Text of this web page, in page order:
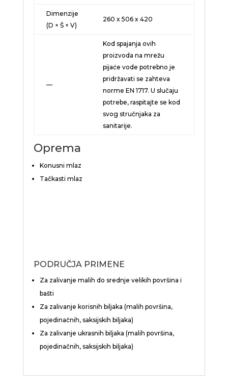
Dimenzije
(D × Š × V)
260 x 506 x 420
—
Kod spajanja ovih
proizvoda na mrežu
pijaće vode potrebno je
pridržavati se zahteva
norme EN 1717. U slučaju
potrebe, raspitajte se kod
svog stručnjaka za
sanitarije.
Oprema
Konusni mlaz
Tačkasti mlaz
PODRUČJA PRIMENE
Za zalivanje malih do srednje velikih površina i
bašti
Za zalivanje korisnih biljaka (malih površina,
pojedinačnih, saksijskih biljaka)
Za zalivanje ukrasnih biljaka (malih površina,
pojedinačnih, saksijskih biljaka)